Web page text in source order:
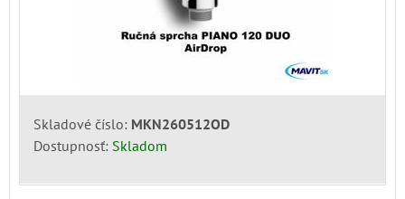
Skladové číslo: MKN260512OD
Dostupnosť: Skladom